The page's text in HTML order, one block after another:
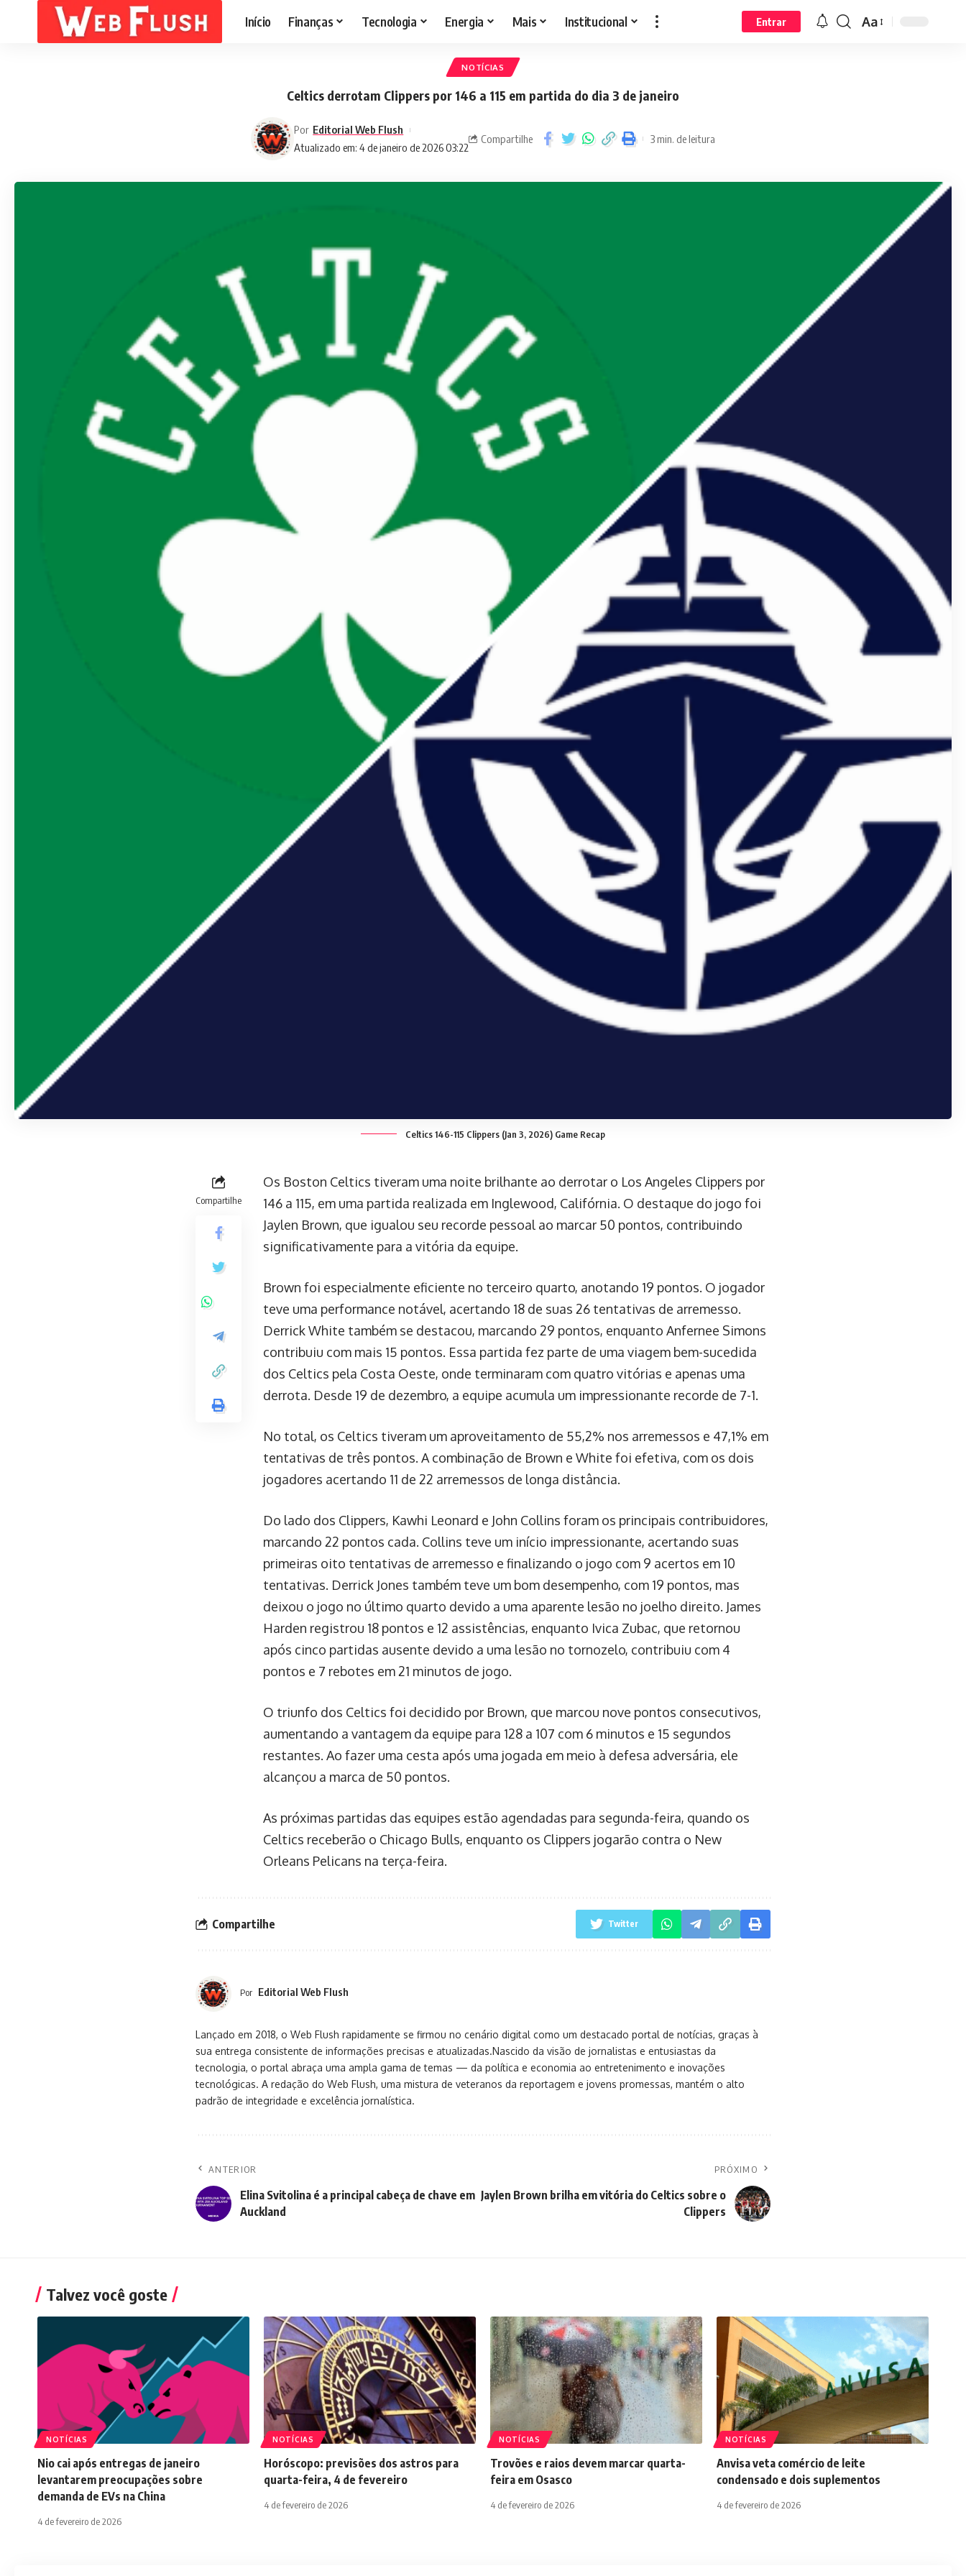
Início Finanças Tecnologia Energia Mais Institucional Entrar Aa
NOTÍCIAS
Celtics derrotam Clippers por 146 a 115 em partida do dia 3 de janeiro
Atualizado em: 4 de janeiro de 2026 03:22
Por Editorial Web Flush
Compartilhe 3 min. de leitura
Celtics 146-115 Clippers (Jan 3, 2026) Game Recap
Compartilhe
Os Boston Celtics tiveram uma noite brilhante ao derrotar o Los Angeles Clippers por
146 a 115, em uma partida realizada em Inglewood, Califórnia. O destaque do jogo foi
Jaylen Brown, que igualou seu recorde pessoal ao marcar 50 pontos, contribuindo
significativamente para a vitória da equipe.
Brown foi especialmente eficiente no terceiro quarto, anotando 19 pontos. O jogador
teve uma performance notável, acertando 18 de suas 26 tentativas de arremesso.
Derrick White também se destacou, marcando 29 pontos, enquanto Anfernee Simons
contribuiu com mais 15 pontos. Essa partida fez parte de uma viagem bem-sucedida
dos Celtics pela Costa Oeste, onde terminaram com quatro vitórias e apenas uma
derrota. Desde 19 de dezembro, a equipe acumula um impressionante recorde de 7-1.
No total, os Celtics tiveram um aproveitamento de 55,2% nos arremessos e 47,1% em
tentativas de três pontos. A combinação de Brown e White foi efetiva, com os dois
jogadores acertando 11 de 22 arremessos de longa distância.
Do lado dos Clippers, Kawhi Leonard e John Collins foram os principais contribuidores,
marcando 22 pontos cada. Collins teve um início impressionante, acertando suas
primeiras oito tentativas de arremesso e finalizando o jogo com 9 acertos em 10
tentativas. Derrick Jones também teve um bom desempenho, com 19 pontos, mas
deixou o jogo no último quarto devido a uma aparente lesão no joelho direito. James
Harden registrou 18 pontos e 12 assistências, enquanto Ivica Zubac, que retornou
após cinco partidas ausente devido a uma lesão no tornozelo, contribuiu com 4
pontos e 7 rebotes em 21 minutos de jogo.
O triunfo dos Celtics foi decidido por Brown, que marcou nove pontos consecutivos,
aumentando a vantagem da equipe para 128 a 107 com 6 minutos e 15 segundos
restantes. Ao fazer uma cesta após uma jogada em meio à defesa adversária, ele
alcançou a marca de 50 pontos.
As próximas partidas das equipes estão agendadas para segunda-feira, quando os
Celtics receberão o Chicago Bulls, enquanto os Clippers jogarão contra o New
Orleans Pelicans na terça-feira.
Compartilhe Twitter
Por Editorial Web Flush
Lançado em 2018, o Web Flush rapidamente se firmou no cenário digital como um destacado portal de notícias, graças à
sua entrega consistente de informações precisas e atualizadas.Nascido da visão de jornalistas e entusiastas da
tecnologia, o portal abraça uma ampla gama de temas — da política e economia ao entretenimento e inovações
tecnológicas. A redação do Web Flush, uma mistura de veteranos da reportagem e jovens promessas, mantém o alto
padrão de integridade e excelência jornalística.
ANTERIOR
Elina Svitolina é a principal cabeça de chave em
Auckland
PRÓXIMO
Jaylen Brown brilha em vitória do Celtics sobre o
Clippers
Talvez você goste
NOTÍCIAS
Nio cai após entregas de janeiro
levantarem preocupações sobre
demanda de EVs na China
4 de fevereiro de 2026
NOTÍCIAS
Horóscopo: previsões dos astros para
quarta-feira, 4 de fevereiro
4 de fevereiro de 2026
NOTÍCIAS
Trovões e raios devem marcar quarta-
feira em Osasco
4 de fevereiro de 2026
NOTÍCIAS
Anvisa veta comércio de leite
condensado e dois suplementos
4 de fevereiro de 2026